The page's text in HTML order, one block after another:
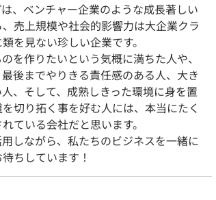
、ベンチャー企業のような成長著しい
売上規模や社会的影響力は大企業クラ
を見ない珍しい企業です。
を作りたいという気概に満ちた人や、
後までやりきる責任感のある人、大き
、そして、成熟しきった環境に身を置
切り拓く事を好む人には、本当にたく
ている会社だと思います。
しながら、私たちのビジネスを一緒に
ちしています！